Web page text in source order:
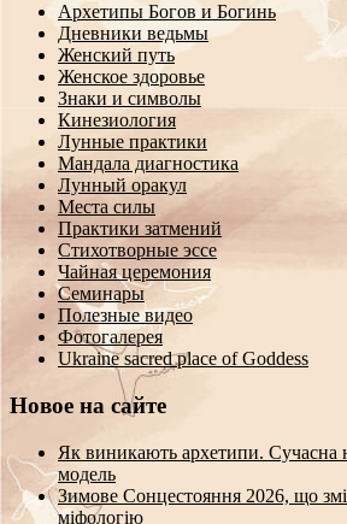
Архетипы Богов и Богинь
Дневники ведьмы
Женский путь
Женское здоровье
Знаки и символы
Кинезиология
Лунные практики
Мандала диагностика
Лунный оракул
Места силы
Практики затмений
Стихотворные эссе
Чайная церемония
Семинары
Полезные видео
Фотогалерея
Ukraine sacred place of Goddess
Новое на сайте
Як виникають архетипи. Сучасна
модель
Зимове Сонцестояння 2026, що
міфологію